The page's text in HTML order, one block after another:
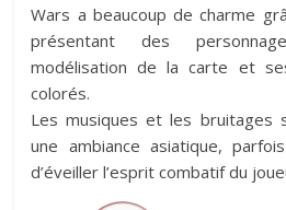
Wars a beaucoup de charme
présentant des
modélisation de la carte et
colorés.
Les musiques et les bruitages
une ambiance asiatique,
d’éveiller l’esprit combatif du